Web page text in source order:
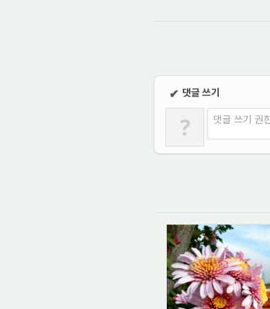
✔ 댓글 쓰기
? 댓글 쓰기 권